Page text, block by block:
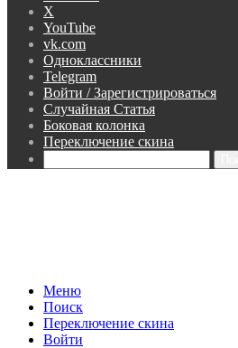
X
YouTube
vk.com
Одноклассники
Telegram
Войти / Зарегистрироваться
Случайная Статья
Боковая колонка
Переключение скина
Меню
Поиск
Переключение скина
Войти